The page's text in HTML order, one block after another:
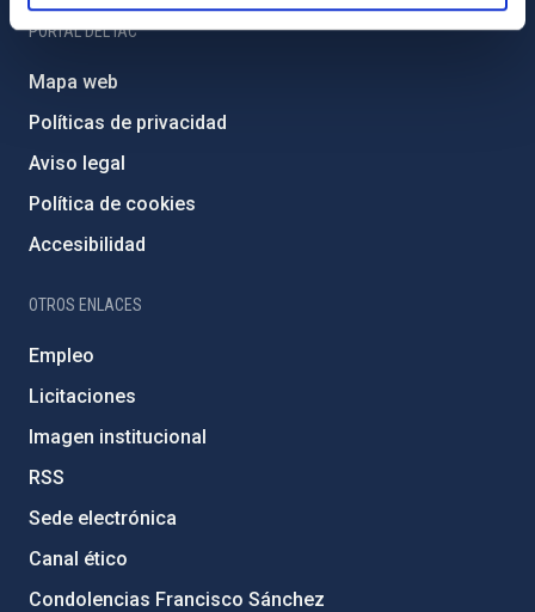
PORTAL DEL IAC
Mapa web
Políticas de privacidad
Aviso legal
Política de cookies
Accesibilidad
OTROS ENLACES
Empleo
Licitaciones
Imagen institucional
RSS
Sede electrónica
Canal ético
Condolencias Francisco Sánchez